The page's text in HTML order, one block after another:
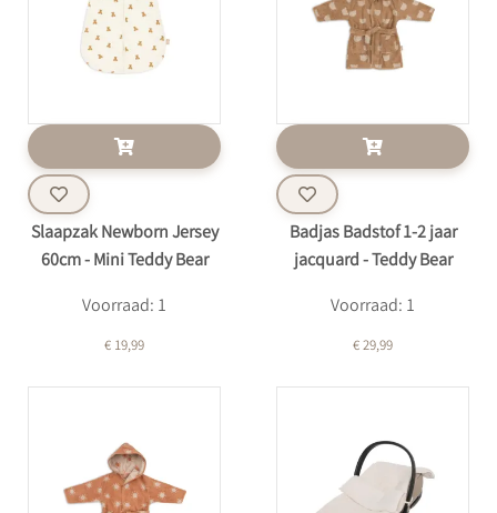
Slaapzak Newborn Jersey
60cm - Mini Teddy Bear
Voorraad: 1
€ 19,99
Badjas Badstof 1-2 jaar
jacquard - Teddy Bear
Voorraad: 1
€ 29,99